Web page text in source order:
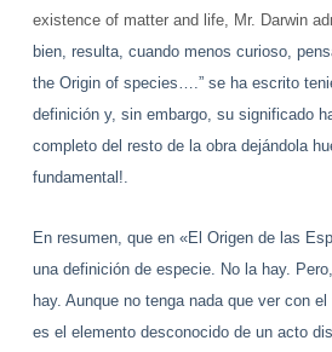
existence of matter and life, Mr. Darwin
bien, resulta, cuando menos curioso,
the Origin of species….” se ha escrito
definición y, sin embargo, su significado
completo del resto de la obra dejándola
fundamental!.
En resumen, que en «El Origen de las
una definición de especie. No la hay.
hay. Aunque no tenga nada que ver con
es el elemento desconocido de un acto